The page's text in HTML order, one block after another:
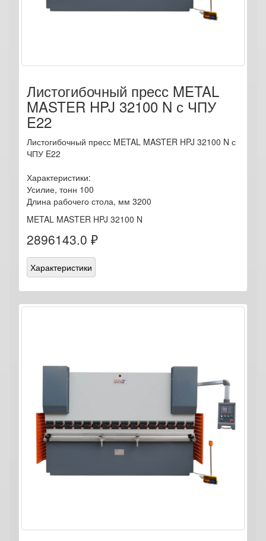
Листогибочный пресс METAL
MASTER HPJ 32100 N с ЧПУ
E22
Листогибочный пресс METAL MASTER HPJ 32100 N с
ЧПУ E22
Характеристики:
Усилие, тонн 100
Длина рабочего стола, мм 3200
METAL MASTER HPJ 32100 N
2896143.0 ₽
Характеристики